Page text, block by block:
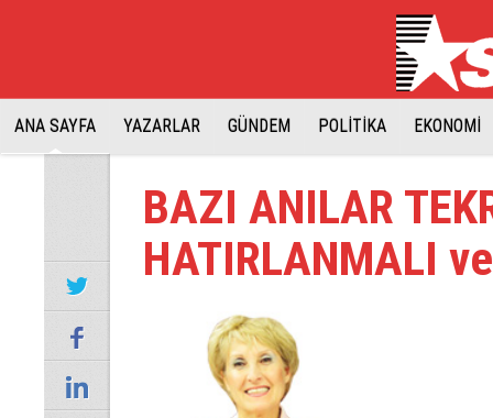
ANA SAYFA YAZARLAR GÜNDEM POLİTİKA EKONOMİ
BAZI ANILAR
HATIRLANMALI